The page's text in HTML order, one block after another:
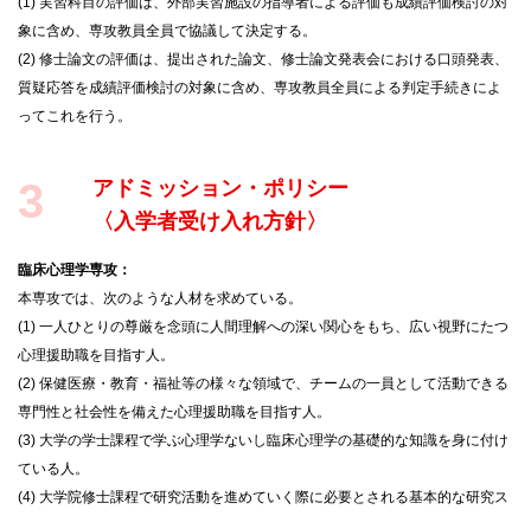
象に含め、専攻教員全員で協議して決定する。
(2) 修士論文の評価は、提出された論文、修士論文発表会における口頭発表、
質疑応答を成績評価検討の対象に含め、専攻教員全員による判定手続きによ
ってこれを行う。
3
アドミッション・ポリシー
〈入学者受け入れ方針〉
臨床心理学専攻：
本専攻では、次のような人材を求めている。
(1) 一人ひとりの尊厳を念頭に人間理解への深い関心をもち、広い視野にたつ
心理援助職を目指す人。
(2) 保健医療・教育・福祉等の様々な領域で、チームの一員として活動できる
専門性と社会性を備えた心理援助職を目指す人。
(3) 大学の学士課程で学ぶ心理学ないし臨床心理学の基礎的な知識を身に付け
ている人。
(4) 大学院修士課程で研究活動を進めていく際に必要とされる基本的な研究ス